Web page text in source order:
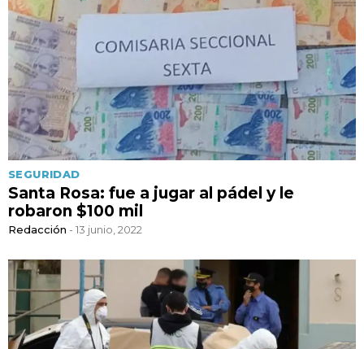
SEGURIDAD
Santa Rosa: fue a jugar al pádel y le
robaron $100 mil
Redacción - 13 junio, 2022